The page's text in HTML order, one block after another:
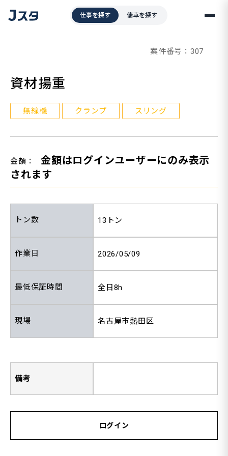
仕事を探す 傭車を探す
資材揚重
無線機 クランプ スリング
案件番号：307
トン数 13トン
作業日 2026/05/09
最低保証時間 全日8h
現場 名古屋市熱田区
金額：
金額はログインユーザーにのみ表示
されます
備考
ログイン